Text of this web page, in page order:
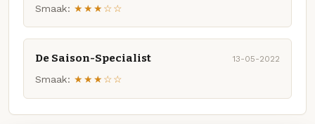
Smaak: ★★★☆☆
De Saison-Specialist 13-05-2022
Smaak: ★★★☆☆